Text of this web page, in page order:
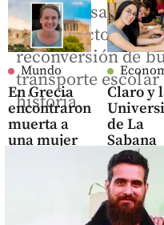
Mundo
En Grecia
encontraron
muerta a
una mujer
Claro y
de La
Sabana
abren 160
cupos
que
primer
La empresa
un proyecto
reconversión de
transporte escolar
historia.